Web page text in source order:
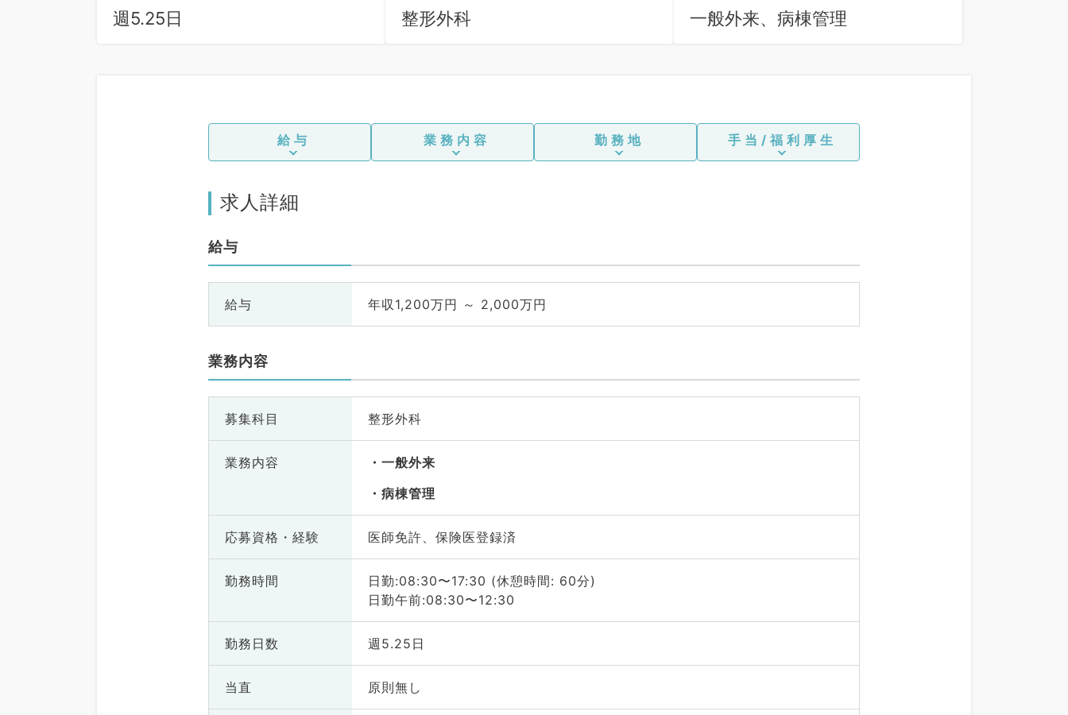
週5.25日 整形外科 一般外来、病棟管理
給与 業務内容 勤務地 手当/福利厚生
求人詳細
給与
給与 年収1,200万円 ～ 2,000万円
業務内容
募集科目 整形外科
業務内容
一般外来
病棟管理
応募資格・ 経験 医師免許、保険医登録済
勤務時間
日勤:08:30〜17:30 (休憩時間: 60分)
日勤午前:08:30〜12:30
勤務日数 週5.25日
当直 原則無し